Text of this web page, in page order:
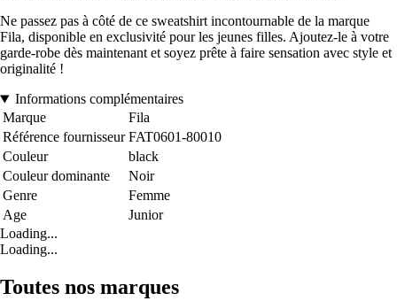
Ne passez pas à côté de ce sweatshirt incontournable de la marque
Fila, disponible en exclusivité pour les jeunes filles. Ajoutez-le à votre
garde-robe dès maintenant et soyez prête à faire sensation avec style et
originalité !
Informations complémentaires
Marque
Fila
Référence fournisseur FAT0601-80010
Couleur
black
Couleur dominante
Noir
Genre
Femme
Age
Junior
Loading...
Loading...
Toutes nos marques